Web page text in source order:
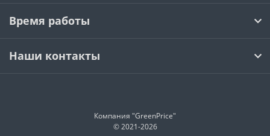
Время работы
Наши контакты
Компания "GreenPrice"
© 2021-2026